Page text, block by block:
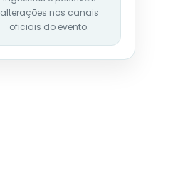
alterações nos canais
oficiais do evento.